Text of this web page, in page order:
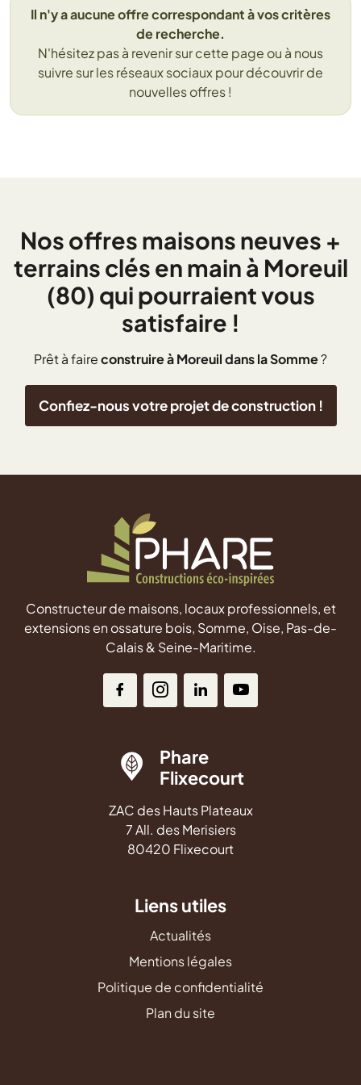
Il n'y a aucune offre correspondant à vos critères
de recherche.
N'hésitez pas à revenir sur cette page ou à nous
suivre sur les réseaux sociaux pour découvrir de
nouvelles offres !
Nos offres maisons neuves +
terrains clés en main à Moreuil
(80) qui pourraient vous
satisfaire !
Prêt à faireconstruire à Moreuil dans la Somme?
Confiez-nous votre projet de construction !
Constructeur de maisons, locaux professionnels, et
extensions en ossature bois, Somme, Oise, Pas-de-
Calais & Seine-Maritime.
Phare
Flixecourt
ZAC des Hauts Plateaux
7 All. des Merisiers
80420 Flixecourt
Liens utiles
Actualités
Mentions légales
Politique de confidentialité
Plan du site